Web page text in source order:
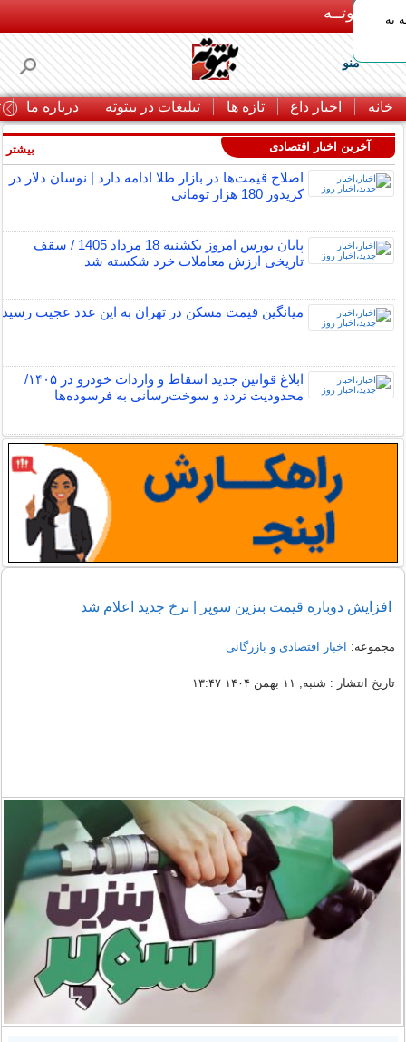
بـیتوتــه
منو
خانه اخبار داغ تازه ها تبلیغات در بیتوته درباره ما
به
آخرین اخبار اقتصادی
اصلاح قیمت‌ها در بازار طلا ادامه دارد | نوسان دلار در
کریدور 180 هزار تومانی
پایان بورس امروز یکشنبه 18 مرداد 1405 / سقف
تاریخی ارزش معاملات خرد شکسته شد
میانگین قیمت مسکن در تهران به این عدد عجیب رسید
ابلاغ قوانین جدید اسقاط و واردات خودرو در ۱۴۰۵/
محدودیت تردد و سوخت‌رسانی به فرسوده‌ها
بیشتر
افزایش دوباره قیمت بنزین سوپر | نرخ جدید اعلام شد
مجموعه: اخبار اقتصادی و بازرگانی
تاریخ انتشار : شنبه, ۱۱ بهمن ۱۴۰۴ ۱۳:۴۷